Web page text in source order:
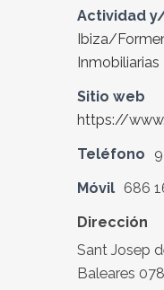
Actividad
Ibiza/
Inmobiliarias
Sitio web
https://
Teléfono
Móvil 686
Dirección
Sant Josep
Baleares